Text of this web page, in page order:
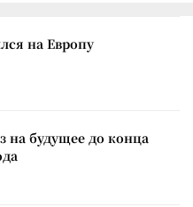
на Европу
на будущее до конца